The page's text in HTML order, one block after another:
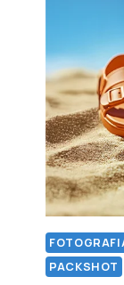
PACKSHOT